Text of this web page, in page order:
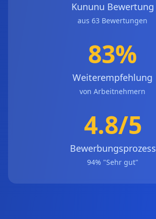
Kununu Bewertung
aus 63 Bewertungen
83%
Weiterempfehlung
von Arbeitnehmern
4.8/5
Bewerbungsprozess
94% "Sehr gut"